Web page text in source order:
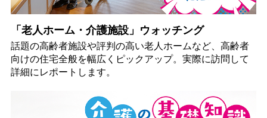
「老人ホーム・介護施設」ウォッチング
話題の高齢者施設や評判の高い老人ホームなど、高齢者
向けの住宅全般を幅広くピックアップ。実際に訪問して
詳細にレポートします。